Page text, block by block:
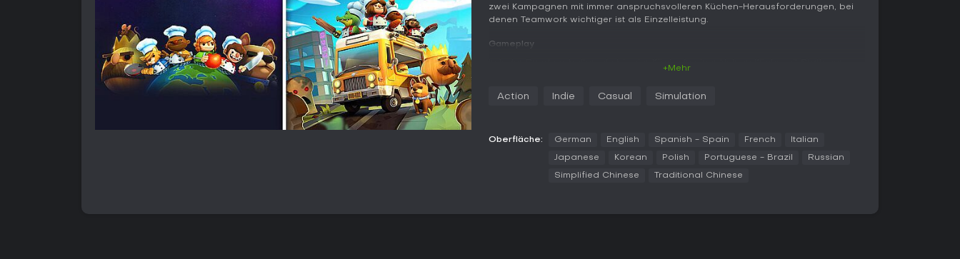
zwei Kampagnen mit immer anspruchsvolleren Küchen-Herausforderungen, bei
denen Teamwork wichtiger ist als Einzelleistung.
Gameplay
Sushi zusammenstellen müssen, ohne sich gegenseitig zu blockieren oder
lassen. Der erste Teil setzt auf feste Küchenlayouts und einfache Rezepte wie
Burger oder Salate. Der zweite Teil führt werfbare Zutaten, bewegliche Elemente
darunter Unterwasser- oder Weltraum-Küchen. Erfolg hängt von klarer
+Mehr
Action Indie Casual Simulation
Oberfläche: German English Spanish - Spain French Italian
Japanese Korean Polish Portuguese - Brazil Russian
Simplified Chinese Traditional Chinese